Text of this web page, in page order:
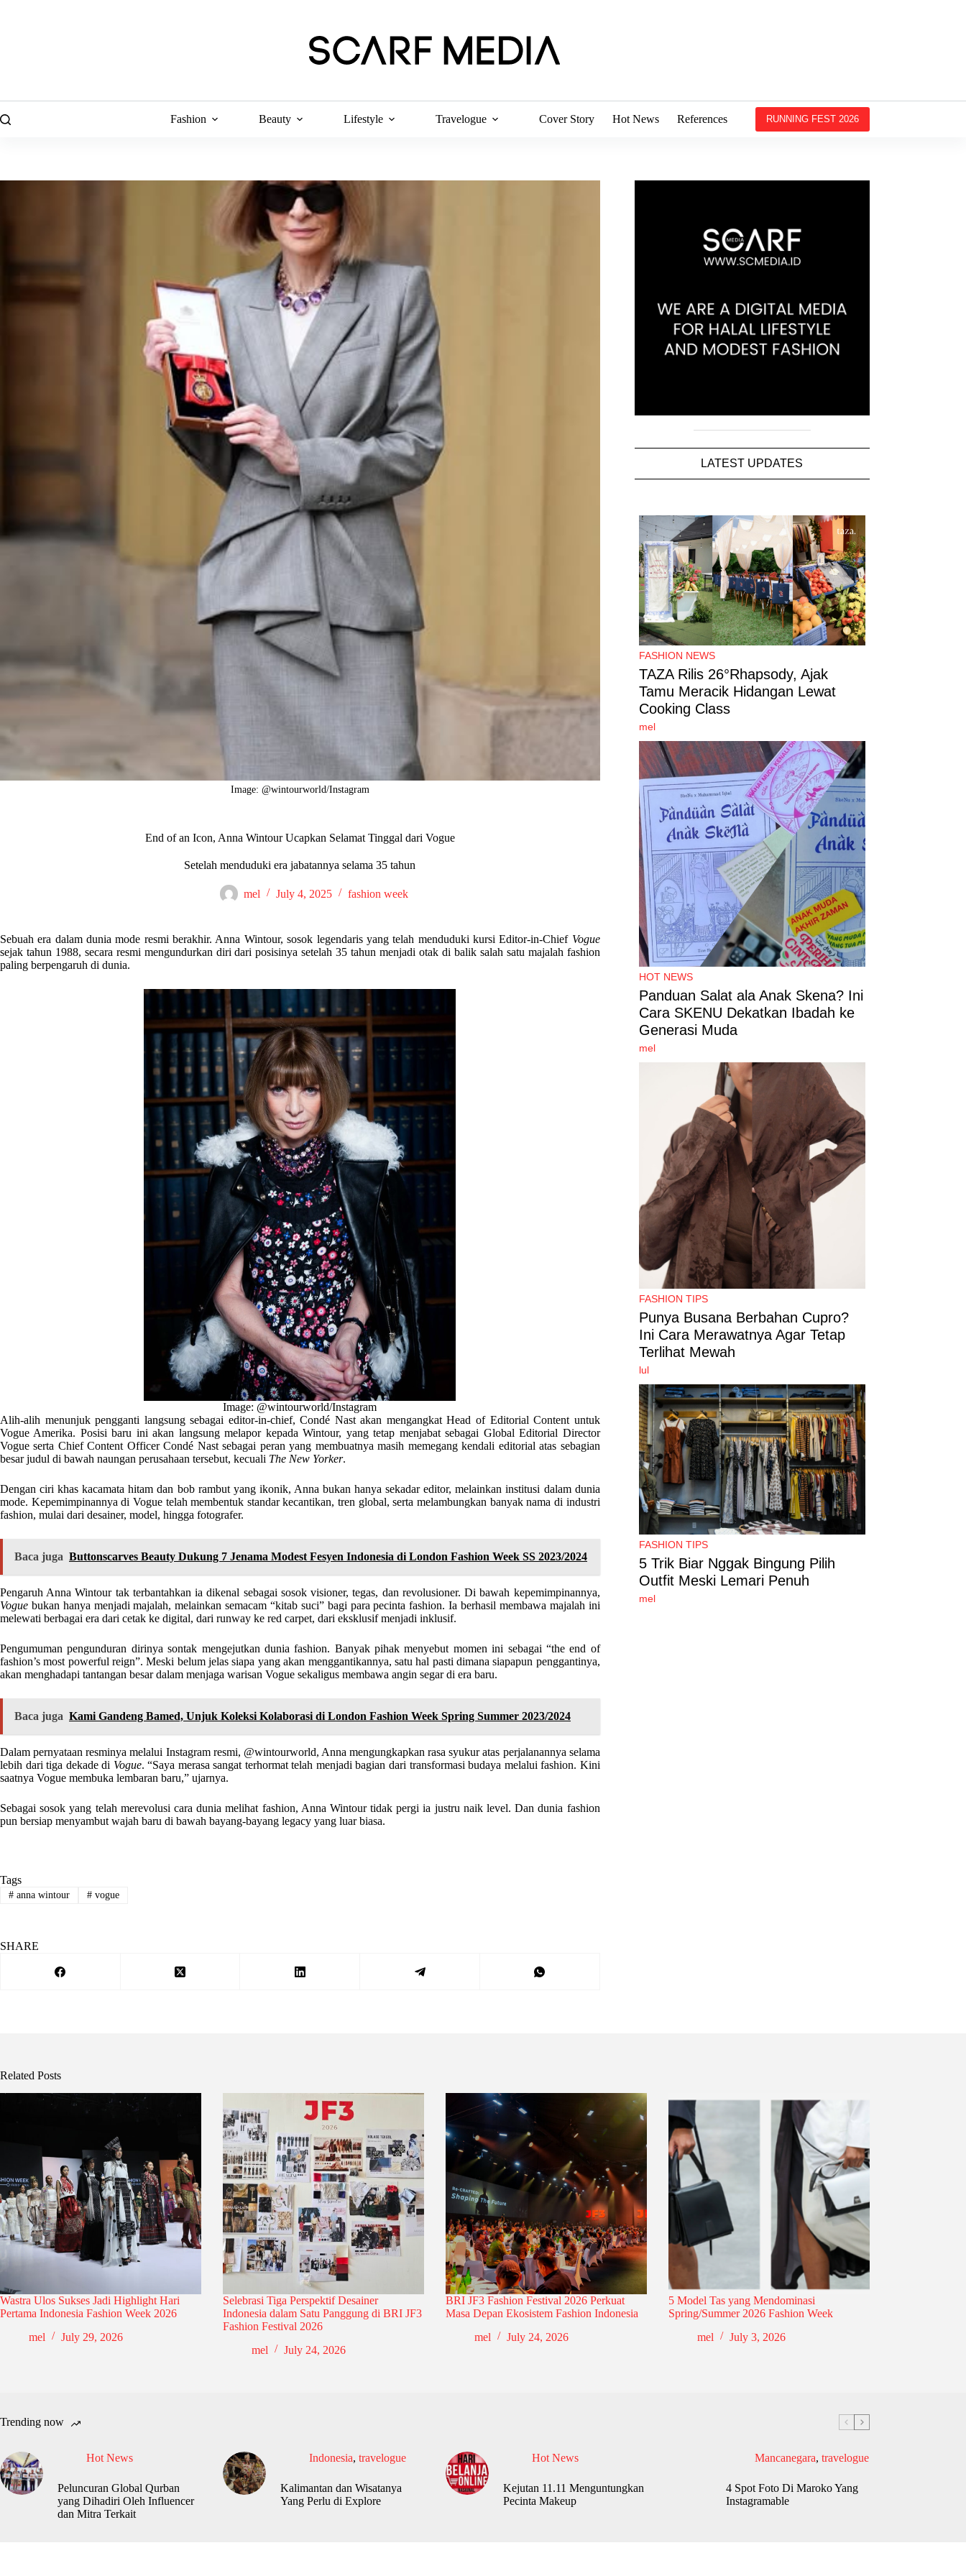
Fashion Beauty Lifestyle Travelogue Cover Story Hot News References RUNNING FEST 2026
Image: @wintourworld/Instagram
End of an Icon, Anna Wintour Ucapkan Selamat Tinggal dari Vogue
Setelah menduduki era jabatannya selama 35 tahun
mel July 4, 2025 fashion week
Sebuah era dalam dunia mode resmi berakhir. Anna Wintour, sosok legendaris yang telah menduduki kursi Editor-in-Chief Vogue
sejak tahun 1988, secara resmi mengundurkan diri dari posisinya setelah 35 tahun menjadi otak di balik salah satu majalah fashion
paling berpengaruh di dunia.
Image: @wintourworld/Instagram
Alih-alih menunjuk pengganti langsung sebagai editor-in-chief, Condé Nast akan mengangkat Head of Editorial Content untuk
Vogue Amerika. Posisi baru ini akan langsung melapor kepada Wintour, yang tetap menjabat sebagai Global Editorial Director
Vogue serta Chief Content Officer Condé Nast sebagai peran yang membuatnya masih memegang kendali editorial atas sebagian
besar judul di bawah naungan perusahaan tersebut, kecuali The New Yorker.
Dengan ciri khas kacamata hitam dan bob rambut yang ikonik, Anna bukan hanya sekadar editor, melainkan institusi dalam dunia
mode. Kepemimpinannya di Vogue telah membentuk standar kecantikan, tren global, serta melambungkan banyak nama di industri
fashion, mulai dari desainer, model, hingga fotografer.
Baca juga Buttonscarves Beauty Dukung 7 Jenama Modest Fesyen Indonesia di London Fashion Week SS 2023/2024
Pengaruh Anna Wintour tak terbantahkan ia dikenal sebagai sosok visioner, tegas, dan revolusioner. Di bawah kepemimpinannya,
Vogue bukan hanya menjadi majalah, melainkan semacam “kitab suci” bagi para pecinta fashion. Ia berhasil membawa majalah ini
melewati berbagai era dari cetak ke digital, dari runway ke red carpet, dari eksklusif menjadi inklusif.
Pengumuman pengunduran dirinya sontak mengejutkan dunia fashion. Banyak pihak menyebut momen ini sebagai “the end of
fashion’s most powerful reign”. Meski belum jelas siapa yang akan menggantikannya, satu hal pasti dimana siapapun penggantinya,
akan menghadapi tantangan besar dalam menjaga warisan Vogue sekaligus membawa angin segar di era baru.
Baca juga Kami Gandeng Bamed, Unjuk Koleksi Kolaborasi di London Fashion Week Spring Summer 2023/2024
Dalam pernyataan resminya melalui Instagram resmi, @wintourworld, Anna mengungkapkan rasa syukur atas perjalanannya selama
lebih dari tiga dekade di Vogue. “Saya merasa sangat terhormat telah menjadi bagian dari transformasi budaya melalui fashion. Kini
saatnya Vogue membuka lembaran baru,” ujarnya.
Sebagai sosok yang telah merevolusi cara dunia melihat fashion, Anna Wintour tidak pergi ia justru naik level. Dan dunia fashion
pun bersiap menyambut wajah baru di bawah bayang-bayang legacy yang luar biasa.
Tags
#anna wintour #vogue
SHARE
LATEST UPDATES
FASHION NEWS
TAZA Rilis 26°Rhapsody, Ajak
Tamu Meracik Hidangan Lewat
Cooking Class
mel
HOT NEWS
Panduan Salat ala Anak Skena? Ini
Cara SKENU Dekatkan Ibadah ke
Generasi Muda
mel
FASHION TIPS
Punya Busana Berbahan Cupro?
Ini Cara Merawatnya Agar Tetap
Terlihat Mewah
lul
FASHION TIPS
5 Trik Biar Nggak Bingung Pilih
Outfit Meski Lemari Penuh
mel
Related Posts
Wastra Ulos Sukses Jadi Highlight Hari
Pertama Indonesia Fashion Week 2026
mel
July 29, 2026
Selebrasi Tiga Perspektif Desainer
Indonesia dalam Satu Panggung di BRI JF3
Fashion Festival 2026
mel
July 24, 2026
BRI JF3 Fashion Festival 2026 Perkuat
Masa Depan Ekosistem Fashion Indonesia
mel
July 24, 2026
5 Model Tas yang Mendominasi
Spring/Summer 2026 Fashion Week
mel
July 3, 2026
Trending now
Hot News
Peluncuran Global Qurban
yang Dihadiri Oleh Influencer
dan Mitra Terkait
Indonesia, travelogue
Kalimantan dan Wisatanya
Yang Perlu di Explore
Hot News
Kejutan 11.11 Menguntungkan
Pecinta Makeup
Mancanegara, travelogue
4 Spot Foto Di Maroko Yang
Instagramable